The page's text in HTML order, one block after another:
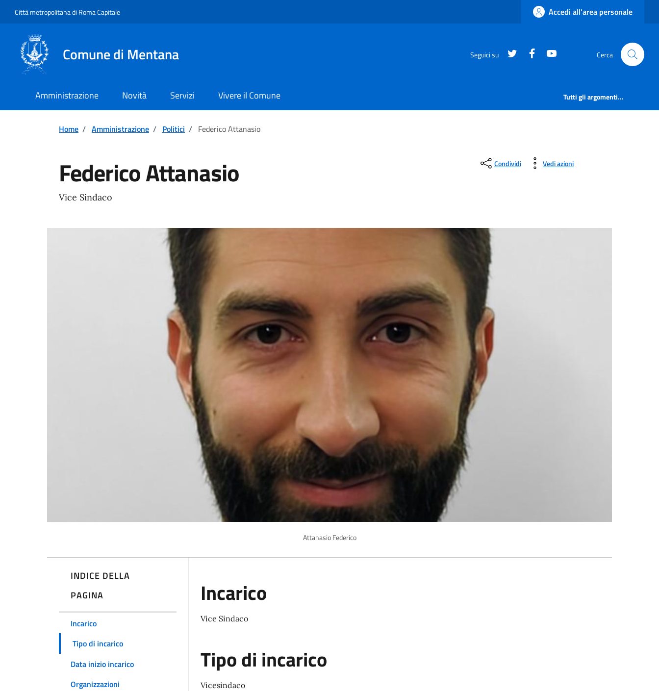
Città metropolitana di Roma Capitale Accedi all'area personale
Comune di Mentana Seguici su https://twitter.com/comunementana
https://www.facebook.com/
http://www.youtube.com/
Cerca
Amministrazione Novità Servizi Vivere il Comune Tutti gli argomenti...
Home / Amministrazione / Politici / Federico Attanasio
Federico Attanasio
Vice Sindaco
Condividi Vedi azioni
Attanasio Federico
INDICE DELLA
PAGINA
Incarico
Tipo di incarico
Data inizio incarico
Organizzazioni
Incarico
Vice Sindaco
Tipo di incarico
Vicesindaco